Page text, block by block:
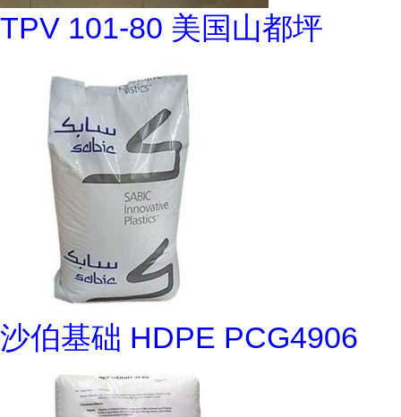
TPV 101-80 美国山都坪
沙伯基础 HDPE PCG4906